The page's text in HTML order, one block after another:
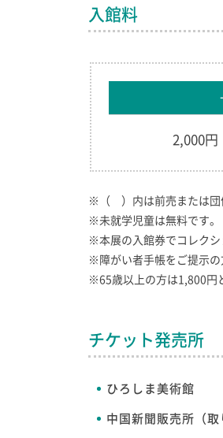
入館料
2,000円
※（ ）内は前売または団
※未就学児童は無料です。
※本展の入館券でコレクシ
※障がい者手帳をご提示の
※65歳以上の方は1,800円
チケット発売所
ひろしま美術館
中国新聞販売所（取